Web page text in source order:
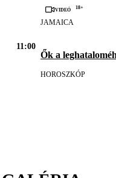
Videó 18+
JAMAICA
11:00
Ők a
HOROSZKÓP